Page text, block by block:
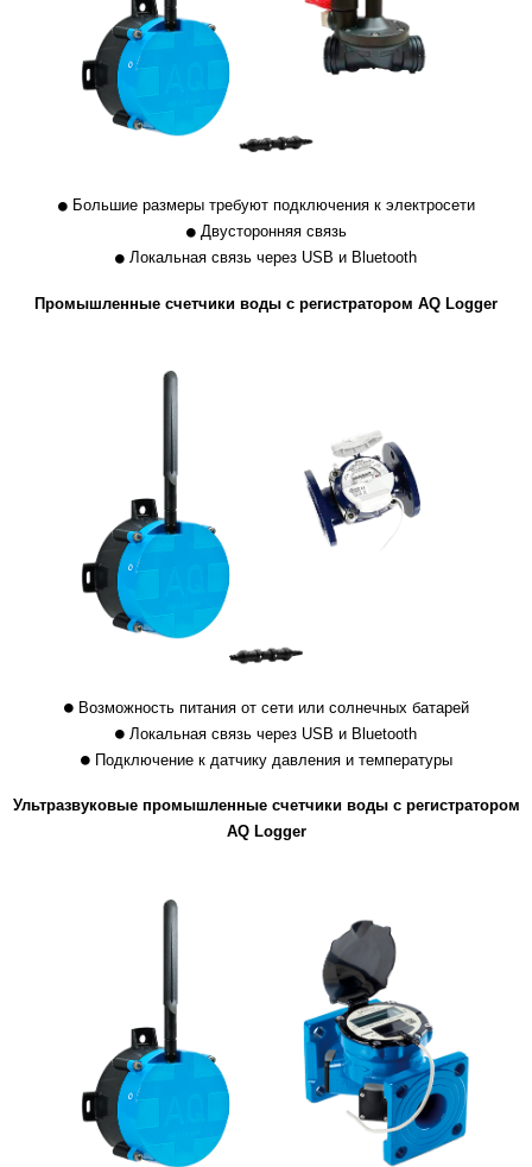
Большие размеры требуют подключения к электросети
Двусторонняя связь
Локальная связь через USB и Bluetooth
Промышленные счетчики воды с регистратором AQ Logger
Возможность питания от сети или солнечных батарей
Локальная связь через USB и Bluetooth
Подключение к датчику давления и температуры
Ультразвуковые промышленные счетчики воды с регистратором
AQ Logger